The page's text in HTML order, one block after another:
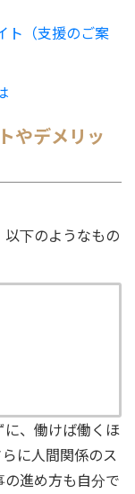
ト（支援のご案
やデメリッ
下のようなもの
に、働けば働くほ
に人間関係のス
の進め方も自分で